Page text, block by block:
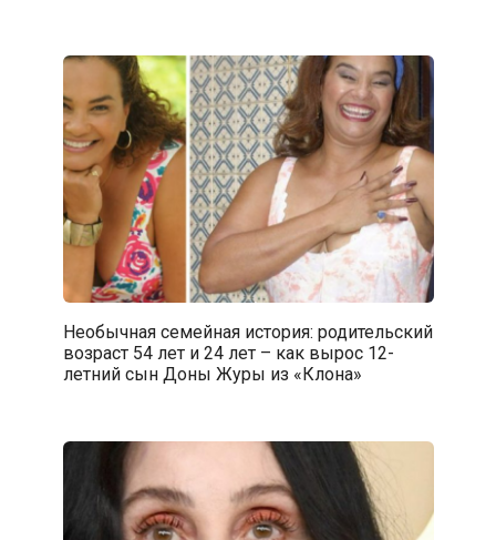
Необычная семейная история: родительский
возраст 54 лет и 24 лет – как вырос 12-
летний сын Доны Журы из «Клона»